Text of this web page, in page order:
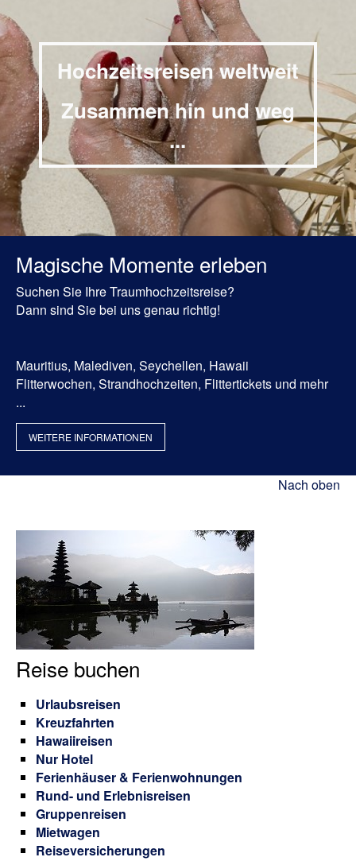
Hochzeitsreisen weltweit
Zusammen hin und weg
...
Magische Momente erleben
Suchen Sie Ihre Traumhochzeitsreise?
Dann sind Sie bei uns genau richtig!
Mauritius, Malediven, Seychellen, Hawaii
Flitterwochen, Strandhochzeiten, Flittertickets und mehr
...
WEITERE INFORMATIONEN
Nach oben
Reise buchen
Urlaubsreisen
Kreuzfahrten
Hawaiireisen
Nur Hotel
Ferienhäuser & Ferienwohnungen
Rund- und Erlebnisreisen
Gruppenreisen
Mietwagen
Reiseversicherungen